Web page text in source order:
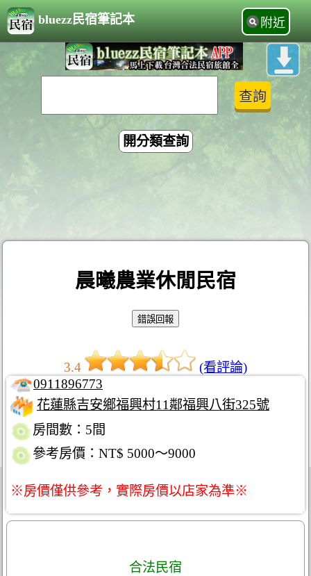
bluezz民宿筆記本 附近
開分類查詢
晨曦農業休閒民宿
3.4
(看評論)
0911896773
花蓮縣吉安鄉福興村11鄰福興八街325號
房間數：5間
參考房價：NT$ 5000～9000
※房價僅供參考，實際房價以店家為準※
合法民宿